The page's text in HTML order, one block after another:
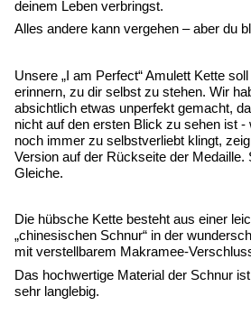
deinem Leben verbringst.
Alles andere kann vergehen – aber du
Unsere „I am Perfect“ Amulett Kette
erinnern, zu dir selbst zu stehen. Wir
absichtlich etwas unperfekt gemacht,
nicht auf den ersten Blick zu sehen ist -
noch immer zu selbstverliebt klingt,
Version auf der Rückseite der Medaille.
Gleiche.
Die hübsche Kette besteht aus einer
„chinesischen Schnur“ in der
mit verstellbarem Makramee-
Das hochwertige Material der Schnur
sehr langlebig.